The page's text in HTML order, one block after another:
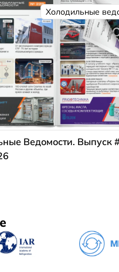
Холодильные
Ведомости. Выпуск